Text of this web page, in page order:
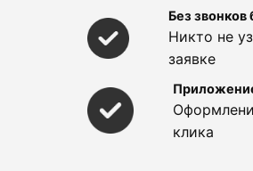
Без звонков
Никто не
заявке
клика